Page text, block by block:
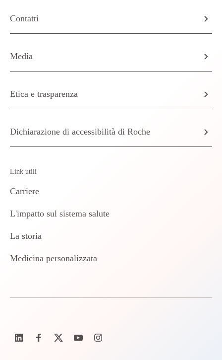
Contatti
Media
Etica e trasparenza
Dichiarazione di accessibilità di Roche
Link utili
Carriere
L'impatto sul sistema salute
La storia
Medicina personalizzata